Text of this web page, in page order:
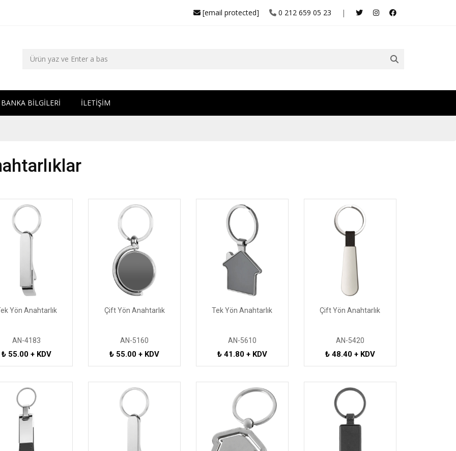
|
0 212 659 05 23
[email protected]
BANKA BİLGİLERİ İLETİŞİM
Yön Anahtarlık
AN-4183
₺ 55.00 + KDV
Çift Yön Anahtarlık
AN-5160
₺ 55.00 + KDV
Tek Yön Anahtarlık
AN-5610
₺ 41.80 + KDV
Çift Yön Anahtarlık
AN-5420
₺ 48.40 + KDV